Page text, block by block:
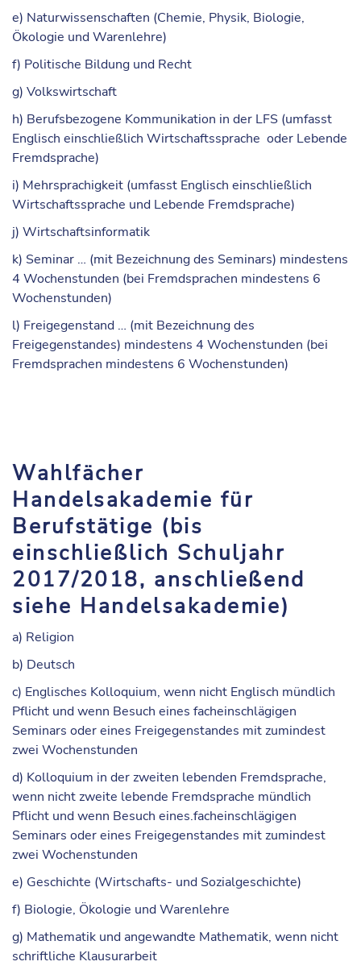
e) Naturwissenschaften (Chemie, Physik, Biologie,
Ökologie und Warenlehre)
f) Politische Bildung und Recht
g) Volkswirtschaft
h) Berufsbezogene Kommunikation in der LFS (umfasst
Englisch einschließlich Wirtschaftssprache oder Lebende
Fremdsprache)
i) Mehrsprachigkeit (umfasst Englisch einschließlich
Wirtschaftssprache und Lebende Fremdsprache)
j) Wirtschaftsinformatik
k) Seminar … (mit Bezeichnung des Seminars) mindestens
4 Wochenstunden (bei Fremdsprachen mindestens 6
Wochenstunden)
l) Freigegenstand … (mit Bezeichnung des
Freigegenstandes) mindestens 4 Wochenstunden (bei
Fremdsprachen mindestens 6 Wochenstunden)
Wahlfächer
Handelsakademie für
Berufstätige (bis
einschließlich Schuljahr
2017/2018, anschließend
siehe Handelsakademie)
a) Religion
b) Deutsch
c) Englisches Kolloquium, wenn nicht Englisch mündlich
Pflicht und wenn Besuch eines facheinschlägigen
Seminars oder eines Freigegenstandes mit zumindest
zwei Wochenstunden
d) Kolloquium in der zweiten lebenden Fremdsprache,
wenn nicht zweite lebende Fremdsprache mündlich
Pflicht und wenn Besuch eines.facheinschlägigen
Seminars oder eines Freigegenstandes mit zumindest
zwei Wochenstunden
e) Geschichte (Wirtschafts- und Sozialgeschichte)
f) Biologie, Ökologie und Warenlehre
g) Mathematik und angewandte Mathematik, wenn nicht
schriftliche Klausurarbeit